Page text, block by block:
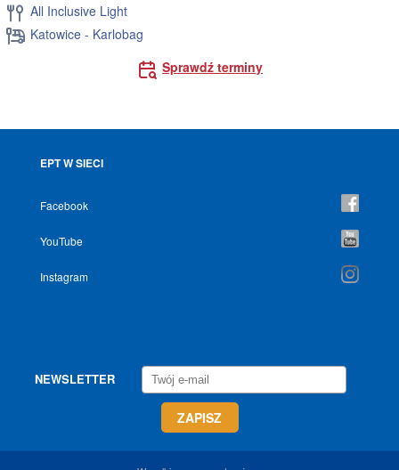
All Inclusive Light
Katowice - Karlobag
Sprawdź terminy
EPT W SIECI
Facebook
YouTube
Instagram
NEWSLETTER